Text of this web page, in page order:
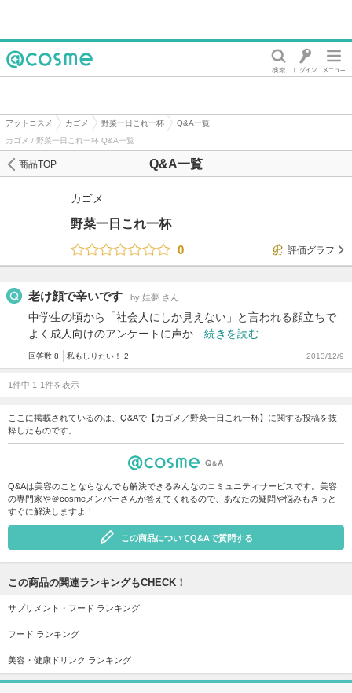
アットコスメ カゴメ 野菜一日これ一杯
Q&A一覧
カゴメ / 野菜一日これ一杯 Q&A一覧
Q&A一覧
商品TOP
カゴメ
野菜一日これ一杯
0
評価グラフ
老け顔で辛いです by 娃夢 さん
中学生の頃から「社会人にしか見えない」と言われる顔立ちで
よく成人向けのアンケートに声か… 続きを読む
回答数 8 私もしりたい！ 2 2013/12/9
1件中 1-1件を表示
ここに掲載されているのは、Q&Aで【カゴメ／野菜一日これ一杯】に関する投稿を抜
粋したものです。
Q&Aは美容のことならなんでも解決できるみんなのコミュニティサービスです。美容
の専門家や＠cosmeメンバーさんが答えてくれるので、あなたの疑問や悩みもきっと
すぐに解決しますよ！
この商品についてQ&Aで質問する
この商品の関連ランキングもCHECK！
サプリメント・フード ランキング
フード ランキング
美容・健康ドリンク ランキング